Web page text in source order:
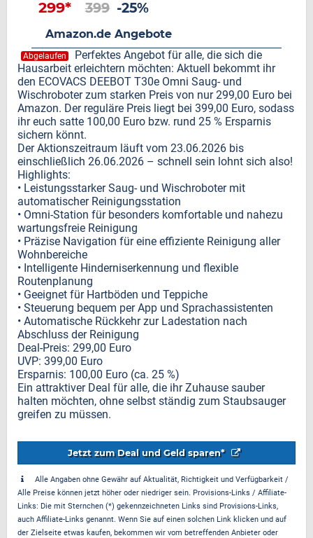
299* 399 -25%
Amazon.de Angebote
Abgelaufen
Perfektes Angebot für alle, die sich die
Hausarbeit erleichtern möchten: Aktuell bekommt ihr
den ECOVACS DEEBOT T30e Omni Saug- und
Wischroboter zum starken Preis von nur 299,00 Euro bei
Amazon. Der reguläre Preis liegt bei 399,00 Euro, sodass
ihr euch satte 100,00 Euro bzw. rund 25 % Ersparnis
sichern könnt.
Der Aktionszeitraum läuft vom 23.06.2026 bis
einschließlich 26.06.2026 – schnell sein lohnt sich also!
Highlights:
• Leistungsstarker Saug- und Wischroboter mit
automatischer Reinigungsstation
• Omni-Station für besonders komfortable und nahezu
wartungsfreie Reinigung
• Präzise Navigation für eine effiziente Reinigung aller
Wohnbereiche
• Intelligente Hinderniserkennung und flexible
Routenplanung
• Geeignet für Hartböden und Teppiche
• Steuerung bequem per App und Sprachassistenten
• Automatische Rückkehr zur Ladestation nach
Abschluss der Reinigung
Deal-Preis: 299,00 Euro
UVP: 399,00 Euro
Ersparnis: 100,00 Euro (ca. 25 %)
Ein attraktiver Deal für alle, die ihr Zuhause sauber
halten möchten, ohne selbst ständig zum Staubsauger
greifen zu müssen.
Jetzt zum Deal und Geld sparen*
Alle Angaben ohne Gewähr auf Aktualität, Richtigkeit und Verfügbarkeit /
Alle Preise können jetzt höher oder niedriger sein. Provisions-Links / Affiliate-
Links: Die mit Sternchen (*) gekennzeichneten Links sind Provisions-Links,
auch Affiliate-Links genannt. Wenn Sie auf einen solchen Link klicken und auf
der Zielseite etwas kaufen, bekommen wir vom betreffenden Anbieter oder